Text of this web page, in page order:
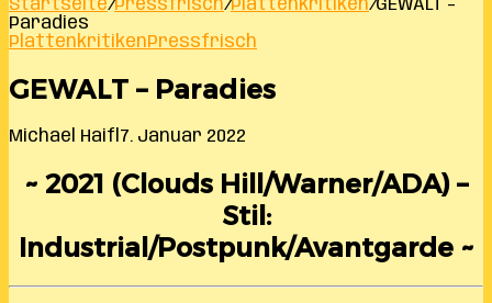
Startseite/Pressfrisch/Plattenkritiken/GEWALT –
Paradies
PlattenkritikenPressfrisch
GEWALT – Paradies
Michael Haifl 7. Januar 2022
~ 2021 (Clouds Hill/Warner/ADA) –
Stil:
Industrial/Postpunk/Avantgarde ~